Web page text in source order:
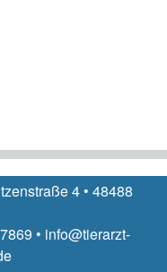
4 • 48488
• info@tierarzt-